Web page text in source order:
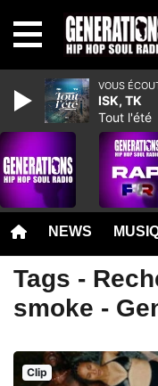
NEWS
Tags -
smoke -
Clip
VOUS
ISK, TK
Tout l'été